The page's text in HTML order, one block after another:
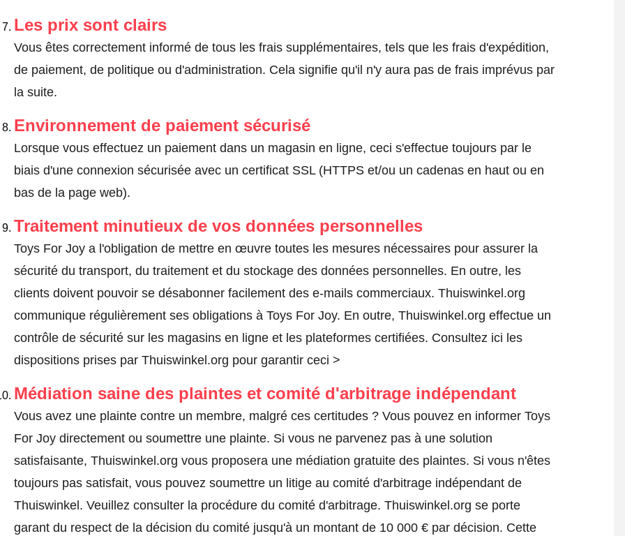
Les prix sont clairs
Vous êtes correctement informé de tous les frais supplémentaires, tels que les frais d'expédition,
de paiement, de politique ou d'administration. Cela signifie qu'il n'y aura pas de frais imprévus par
la suite.
Environnement de paiement sécurisé
Lorsque vous effectuez un paiement dans un magasin en ligne, ceci s'effectue toujours par le
biais d'une connexion sécurisée avec un certificat SSL (HTTPS et/ou un cadenas en haut ou en
bas de la page web).
Traitement minutieux de vos données personnelles
Toys For Joy a l'obligation de mettre en œuvre toutes les mesures nécessaires pour assurer la
sécurité du transport, du traitement et du stockage des données personnelles. En outre, les
clients doivent pouvoir se désabonner facilement des e-mails commerciaux. Thuiswinkel.org
communique régulièrement ses obligations à Toys For Joy. En outre, Thuiswinkel.org effectue un
contrôle de sécurité sur les magasins en ligne et les plateformes certifiées. Consultez ici les
dispositions prises par Thuiswinkel.org pour garantir ceci >
Médiation saine des plaintes et comité d'arbitrage indépendant
Vous avez une plainte contre un membre, malgré ces certitudes ? Vous pouvez en informer Toys
For Joy directement ou soumettre une plainte. Si vous ne parvenez pas à une solution
satisfaisante, Thuiswinkel.org vous proposera une médiation gratuite des plaintes. Si vous n'êtes
toujours pas satisfait, vous pouvez soumettre un litige au comité d'arbitrage indépendant de
Thuiswinkel. Veuillez consulter la procédure du comité d'arbitrage. Thuiswinkel.org se porte
garant du respect de la décision du comité jusqu'à un montant de 10 000 € par décision. Cette